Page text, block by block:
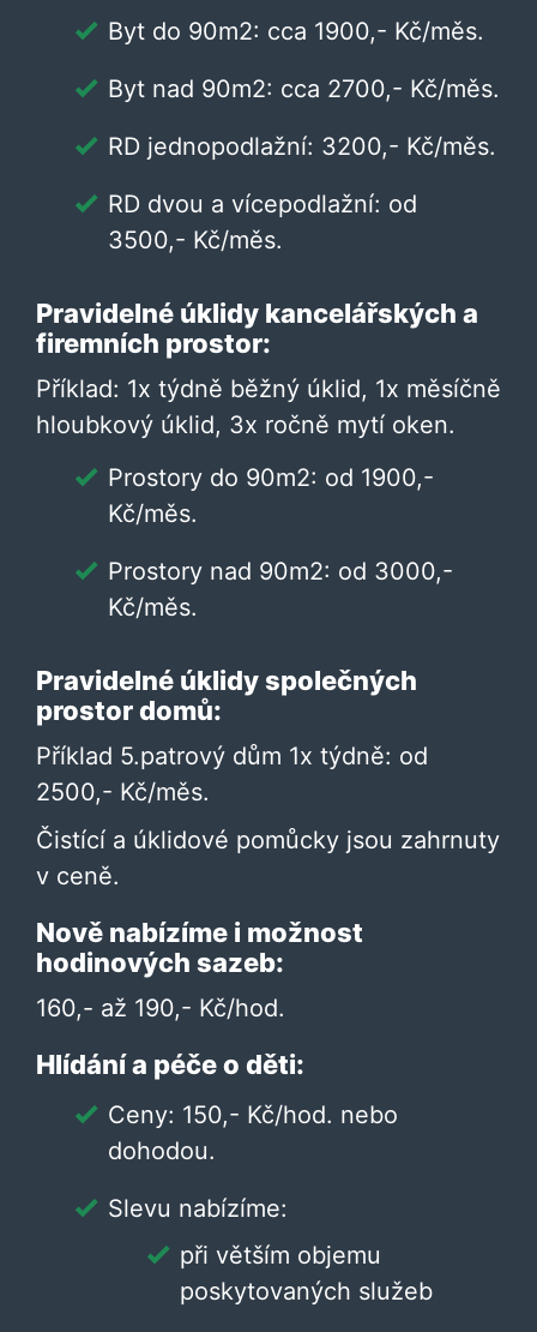
Byt do 90m2: cca 1900,- Kč/měs.
Byt nad 90m2: cca 2700,- Kč/měs.
RD jednopodlažní: 3200,- Kč/měs.
RD dvou a vícepodlažní: od
3500,- Kč/měs.
Pravidelné úklidy kancelářských a
firemních prostor:
Příklad: 1x týdně běžný úklid, 1x měsíčně
hloubkový úklid, 3x ročně mytí oken.
Prostory do 90m2: od 1900,-
Kč/měs.
Prostory nad 90m2: od 3000,-
Kč/měs.
Pravidelné úklidy společných
prostor domů:
Příklad 5.patrový dům 1x týdně: od
2500,- Kč/měs.
Čistící a úklidové pomůcky jsou zahrnuty
v ceně.
Nově nabízíme i možnost
hodinových sazeb:
160,- až 190,- Kč/hod.
Hlídání a péče o děti:
Ceny: 150,- Kč/hod. nebo
dohodou.
Slevu nabízíme:
při větším objemu
poskytovaných služeb